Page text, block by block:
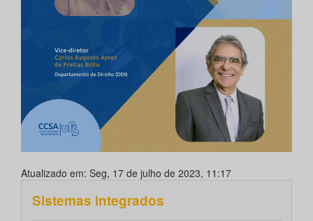
Atualizado em: Seg, 17 de julho de 2023, 11:17
Sistemas integrados